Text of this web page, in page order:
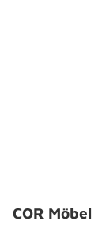
COR Möbel